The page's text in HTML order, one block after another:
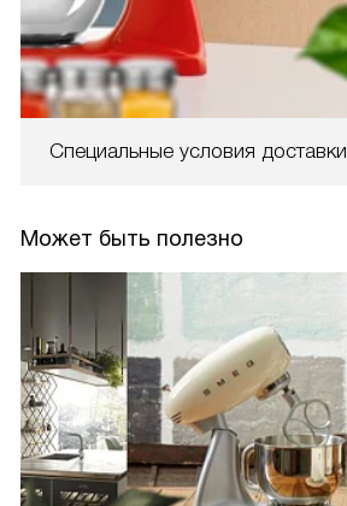
Специальные условия доставки
Может быть полезно